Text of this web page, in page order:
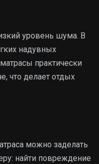
уровень шума. В
надувных
практически
что делает отдых
можно заделать
найти повреждение